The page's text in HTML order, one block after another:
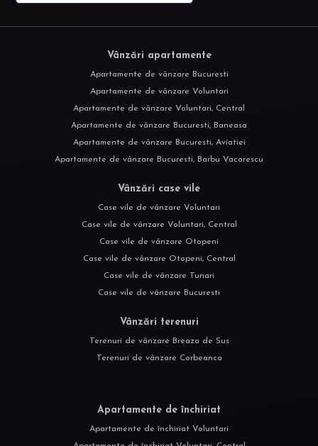
Vânzări apartamente
Apartamente de vânzare Bucuresti
Apartamente de vânzare Voluntari
Apartamente de vânzare Voluntari, Central
Apartamente de vânzare Bucuresti, Baneasa
Apartamente de vânzare Bucuresti, Aviatiei
Apartamente de vânzare Bucuresti, Barbu Vacarescu
Vânzări case vile
Case vile de vânzare Voluntari
Case vile de vânzare Voluntari, Central
Case vile de vânzare Otopeni
Case vile de vânzare Otopeni, Central
Case vile de vânzare Tunari
Case vile de vânzare Bucuresti
Vânzări terenuri
Terenuri de vânzare Breaza de Sus
Terenuri de vânzare Corbeanca
Apartamente de închiriat
Apartamente de închiriat Voluntari